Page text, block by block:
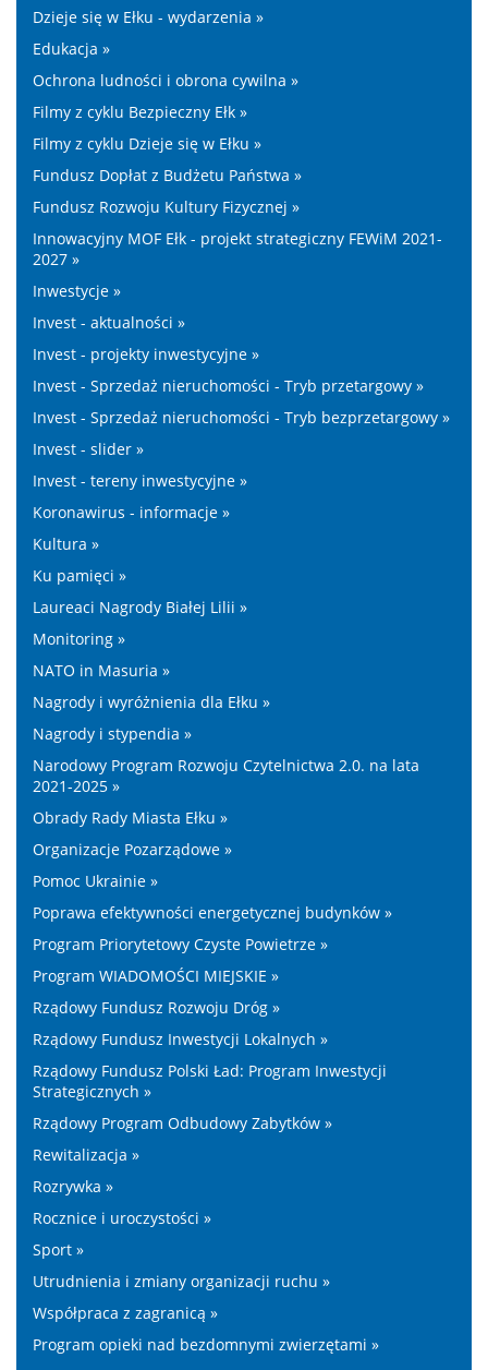
Dzieje się w Ełku - wydarzenia »
Edukacja »
Ochrona ludności i obrona cywilna »
Filmy z cyklu Bezpieczny Ełk »
Filmy z cyklu Dzieje się w Ełku »
Fundusz Dopłat z Budżetu Państwa »
Fundusz Rozwoju Kultury Fizycznej »
Innowacyjny MOF Ełk - projekt strategiczny FEWiM 2021-
2027 »
Inwestycje »
Invest - aktualności »
Invest - projekty inwestycyjne »
Invest - Sprzedaż nieruchomości - Tryb przetargowy »
Invest - Sprzedaż nieruchomości - Tryb bezprzetargowy »
Invest - slider »
Invest - tereny inwestycyjne »
Koronawirus - informacje »
Kultura »
Ku pamięci »
Laureaci Nagrody Białej Lilii »
Monitoring »
NATO in Masuria »
Nagrody i wyróżnienia dla Ełku »
Nagrody i stypendia »
Narodowy Program Rozwoju Czytelnictwa 2.0. na lata
2021-2025 »
Obrady Rady Miasta Ełku »
Organizacje Pozarządowe »
Pomoc Ukrainie »
Poprawa efektywności energetycznej budynków »
Program Priorytetowy Czyste Powietrze »
Program WIADOMOŚCI MIEJSKIE »
Rządowy Fundusz Rozwoju Dróg »
Rządowy Fundusz Inwestycji Lokalnych »
Rządowy Fundusz Polski Ład: Program Inwestycji
Strategicznych »
Rządowy Program Odbudowy Zabytków »
Rewitalizacja »
Rozrywka »
Rocznice i uroczystości »
Sport »
Utrudnienia i zmiany organizacji ruchu »
Współpraca z zagranicą »
Program opieki nad bezdomnymi zwierzętami »